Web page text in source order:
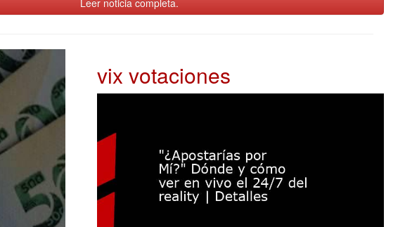
Leer noticia completa.
vix votaciones